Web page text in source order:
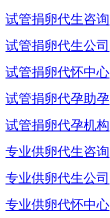
试管捐卵代生咨询
试管捐卵代生公司
试管捐卵代怀中心
试管捐卵代孕助孕
试管捐卵代孕机构
专业供卵代生咨询
专业供卵代生公司
专业供卵代怀中心